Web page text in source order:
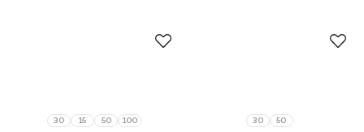
30 15 50 100 30 50